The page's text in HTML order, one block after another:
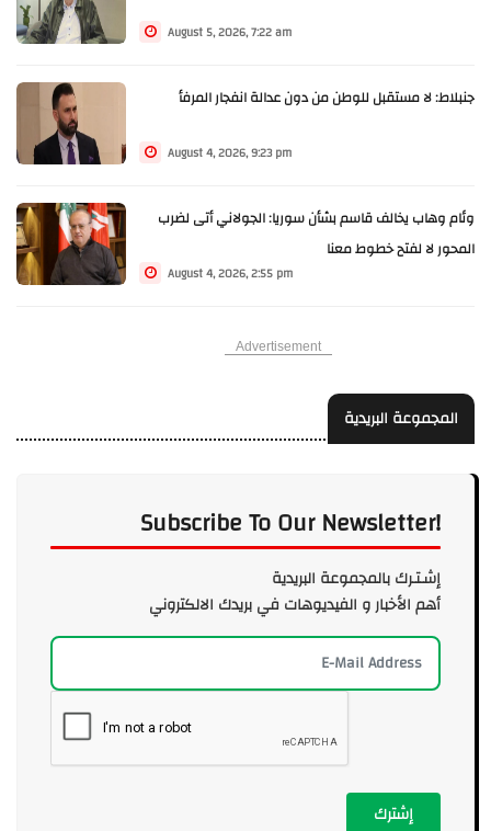
August 5, 2026, 7:22 am
جنبلاط: لا مستقبل للوطن من دون عدالة انفجار المرفأ
August 4, 2026, 9:23 pm
وئام وهاب يخالف قاسم بشأن سوريا: الجولاني أتى لضرب
المحور لا لفتح خطوط معنا
August 4, 2026, 2:55 pm
Advertisement
المجموعة البريدية
Subscribe To Our Newsletter!
إشـتـرك بالمجموعة البريدية
أهم الأخبار و الفيديوهات في بريدك الالكتروني
إشترك